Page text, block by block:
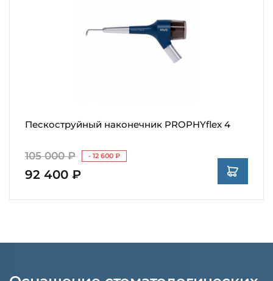
Пескоструйный наконечник PROPHYflex 4
105 000 ₽ - 12 600 ₽
92 400 ₽